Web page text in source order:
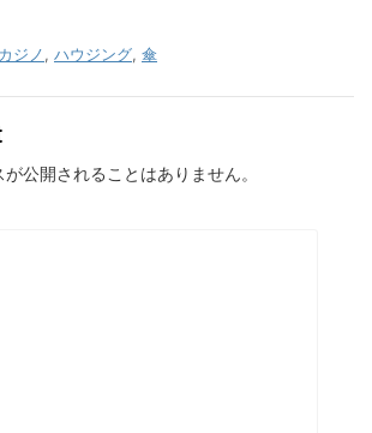
カジノ, ハウジング, 傘
が公開されることはありません。